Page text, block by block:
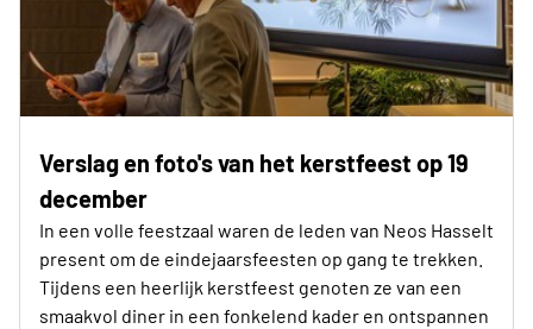
Verslag en foto's van het kerstfeest op 19
december
In een volle feestzaal waren de leden van Neos Hasselt
present om de eindejaarsfeesten op gang te trekken.
Tijdens een heerlijk kerstfeest genoten ze van een
smaakvol diner in een fonkelend kader en ontspannen